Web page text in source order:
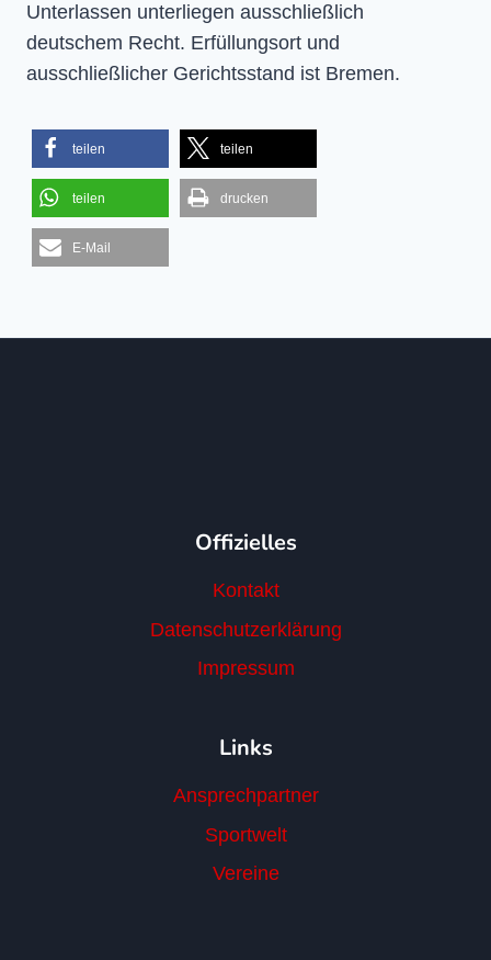
Unterlassen unterliegen ausschließlich
deutschem Recht. Erfüllungsort und
ausschließlicher Gerichtsstand ist Bremen.
teilen teilen
teilen drucken
E-Mail
Offizielles
Kontakt
Datenschutzerklärung
Impressum
Links
Ansprechpartner
Sportwelt
Vereine